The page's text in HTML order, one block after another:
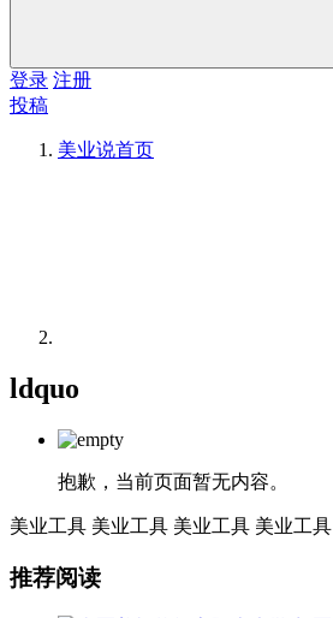
登录 注册
投稿
美业说首页
ldquo
抱歉，当前页面暂无内容。
美业工具 美业工具 美业工具 美业工具
推荐阅读